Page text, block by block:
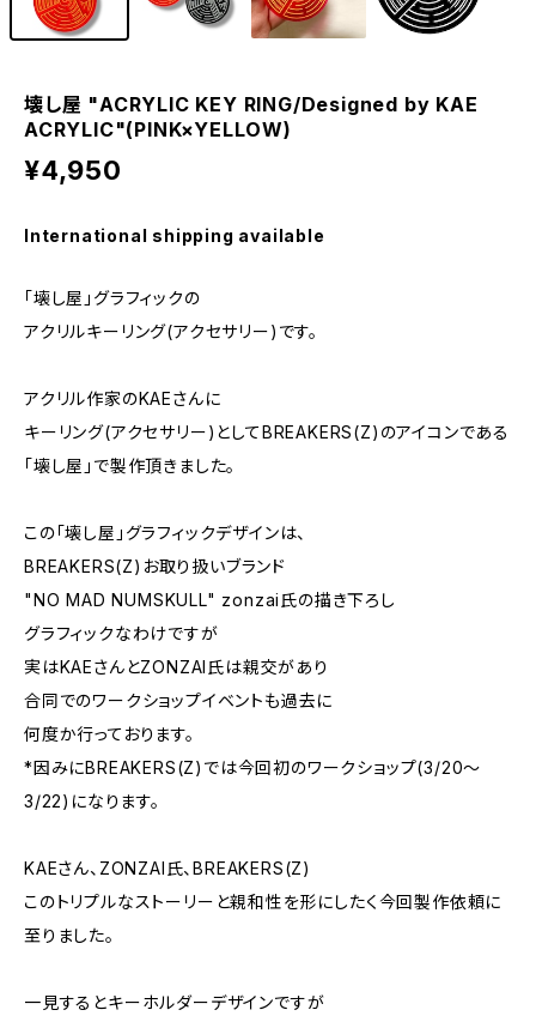
壊し屋 "ACRYLIC KEY RING/Designed by KAE
ACRYLIC"(PINK×YELLOW)
¥4,950
International shipping available
「壊し屋」グラフィックの
アクリルキーリング(アクセサリー)です。
アクリル作家のKAEさんに
キーリング(アクセサリー)としてBREAKERS(Z)のアイコンである
「壊し屋」で製作頂きました。
この「壊し屋」グラフィックデザインは、
BREAKERS(Z)お取り扱いブランド
"NO MAD NUMSKULL" zonzai氏の描き下ろし
グラフィックなわけですが
実はKAEさんとZONZAI氏は親交があり
合同でのワークショップイベントも過去に
何度か行っております。
*因みにBREAKERS(Z)では今回初のワークショップ(3/20〜
3/22)になります。
KAEさん、ZONZAI氏、BREAKERS(Z)
このトリプルなストーリーと親和性を形にしたく今回製作依頼に
至りました。
一見するとキーホルダーデザインですが